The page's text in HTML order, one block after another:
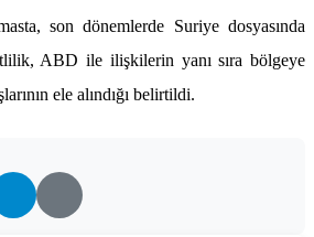
son dönemlerde Suriye dosyasında
ABD ile ilişkilerin yanı sıra bölgeye
ele alındığı belirtildi.